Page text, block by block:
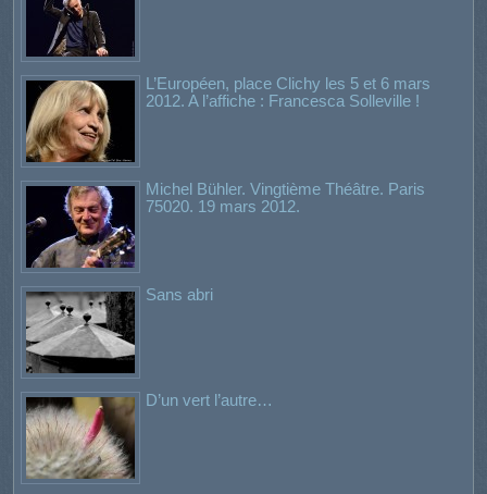
L’Européen, place Clichy les 5 et 6 mars
2012. A l’affiche : Francesca Solleville !
Michel Bühler. Vingtième Théâtre. Paris
75020. 19 mars 2012.
Sans abri
D’un vert l’autre…